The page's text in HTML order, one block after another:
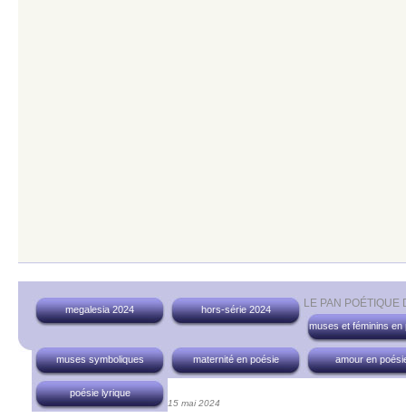
LE PAN
megalesia 2024
hors-série 2024
muses et féminins en
muses symboliques maternité en poésie amour en
poésie lyrique
15 mai 2024